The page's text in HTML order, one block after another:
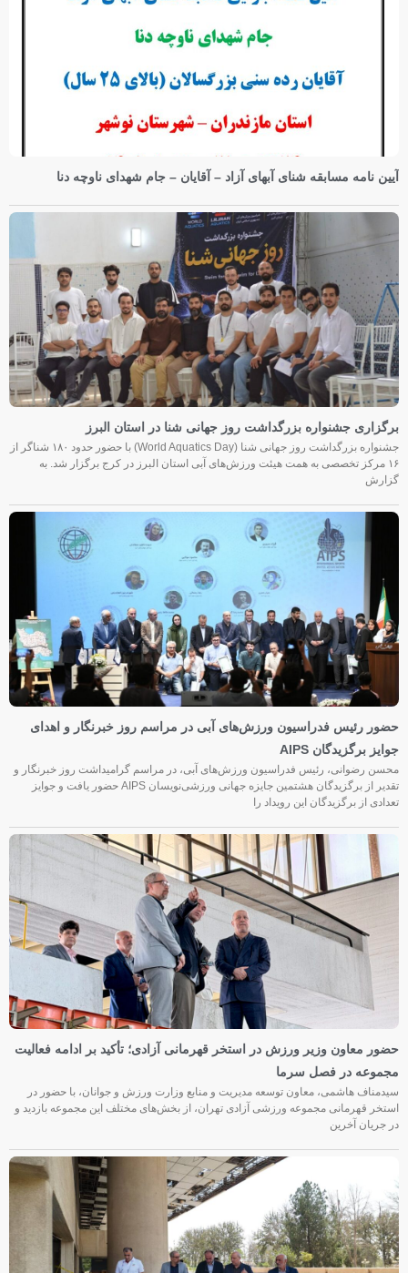
آیین نامه مسابقه شنای آبهای آزاد – آقایان – جام شهدای ناوچه دنا
برگزاری جشنواره بزرگداشت روز جهانی شنا در استان البرز
جشنواره بزرگداشت روز جهانی شنا (World Aquatics Day) با حضور حدود ۱۸۰ شناگر از
۱۶ مرکز تخصصی به همت هیئت ورزش‌های آبی استان البرز در کرج برگزار شد. به
گزارش
حضور رئیس فدراسیون ورزش‌های آبی در مراسم روز خبرنگار و اهدای
جوایز برگزیدگان AIPS
محسن رضوانی، رئیس فدراسیون ورزش‌های آبی، در مراسم گرامیداشت روز خبرنگار و
تقدیر از برگزیدگان هشتمین جایزه جهانی ورزشی‌نویسان AIPS حضور یافت و جوایز
تعدادی از برگزیدگان این رویداد را
حضور معاون وزیر ورزش در استخر قهرمانی آزادی؛ تأکید بر ادامه فعالیت
مجموعه در فصل سرما
سیدمناف هاشمی، معاون توسعه مدیریت و منابع وزارت ورزش و جوانان، با حضور در
استخر قهرمانی مجموعه ورزشی آزادی تهران، از بخش‌های مختلف این مجموعه بازدید و
در جریان آخرین